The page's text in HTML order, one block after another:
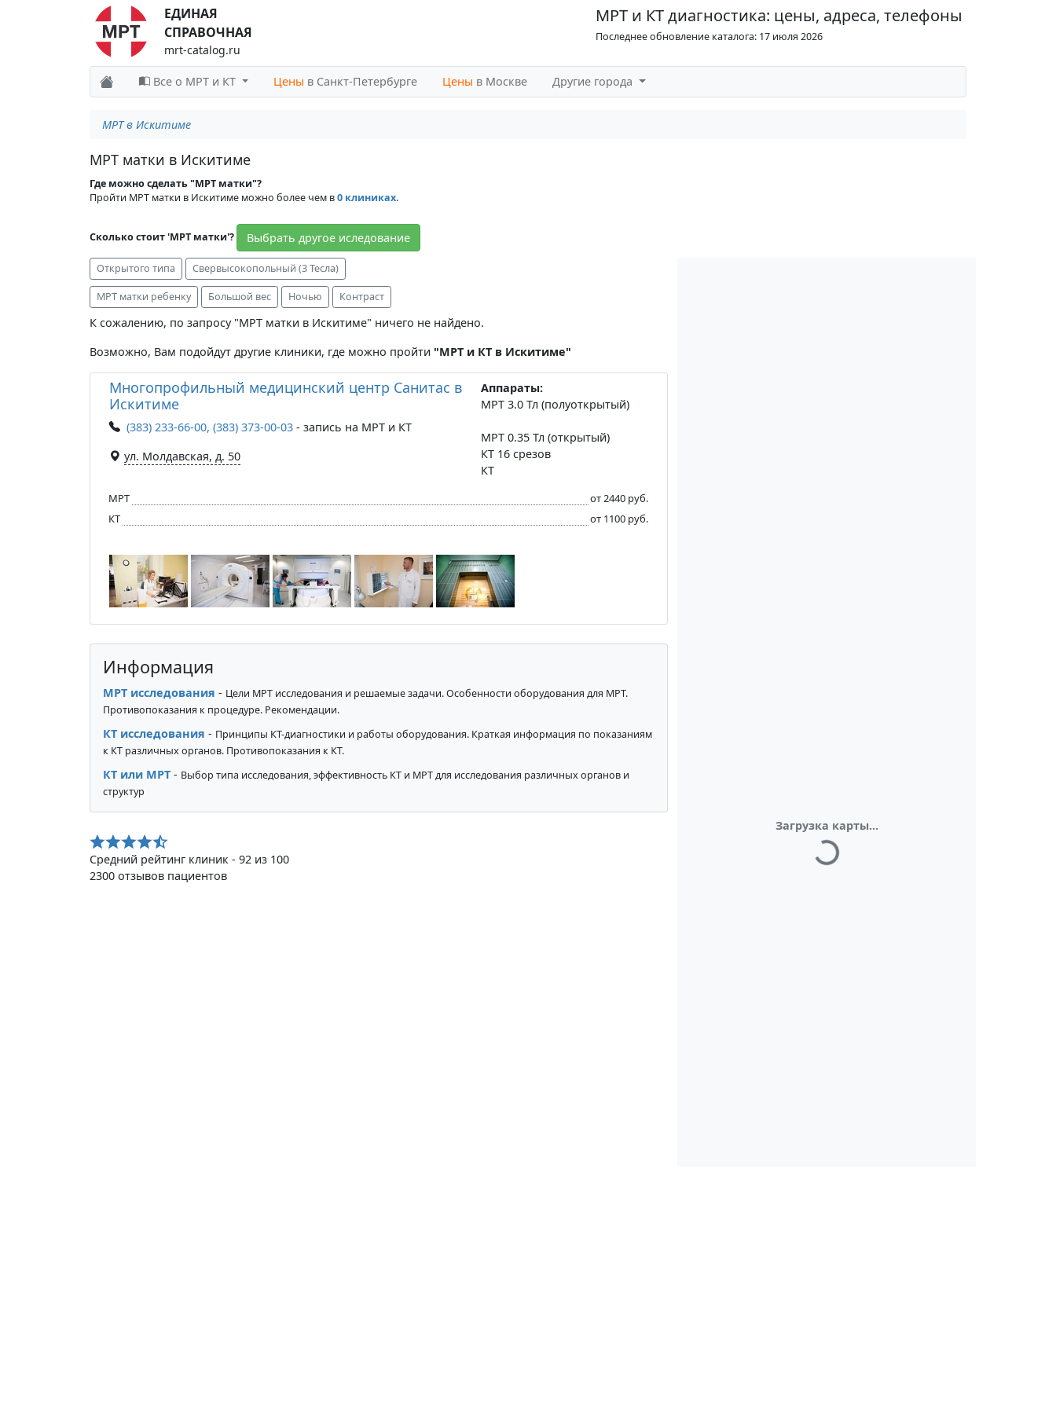
ЕДИНАЯ
СПРАВОЧНАЯ
mrt-catalog.ru
МРТ и КТ диагностика: цены, адреса, телефоны
Последнее обновление каталога: 17 июля 2026
Все о МРТ и КТ Цены в Санкт-Петербурге Цены в Москве Другие города
МРТ в Искитиме
МРТ матки в Искитиме
Где можно сделать "МРТ матки"?
Пройти МРТ матки в Искитиме можно более чем в0 клиниках.
Сколько стоит 'МРТ матки'? Выбрать другое иследование
Открытого типа Свервысокопольный (3 Тесла)
МРТ матки ребенку Большой вес Ночью Контраст
К сожалению, по запросу "МРТ матки в Искитиме" ничего не найдено.
Возможно, Вам подойдут другие клиники, где можно пройти "МРТ и КТ в Искитиме"
Многопрофильный медицинский центр Санитас в
Искитиме
(383) 233-66-00, (383) 373-00-03 - запись на МРТ и КТ
ул. Молдавская, д. 50
Аппараты:
МРТ 3.0 Тл (полуоткрытый)
МРТ 0.35 Тл (открытый)
КТ 16 срезов
КТ
МРТ
от 2440 руб.
КТ
от 1100 руб.
Информация
МРТ исследования - Цели МРТ исследования и решаемые задачи. Особенности оборудования для МРТ.
Противопоказания к процедуре. Рекомендации.
КТ исследования - Принципы КТ-диагностики и работы оборудования. Краткая информация по показаниям
к КТ различных органов. Противопоказания к КТ.
КТ или МРТ - Выбор типа исследования, эффективность КТ и МРТ для исследования различных органов и
структур
Средний рейтинг клиник - 92 из 100
2300 отзывов пациентов
Загрузка карты...